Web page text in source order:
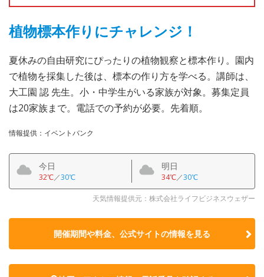
植物標本作りにチャレンジ！
夏休みの自由研究にぴったりの植物観察と標本作り。園内
で植物を採集した後は、標本の作り方を学べる。講師は、
大工園 認 先生。小・中学生がいる家族が対象。募集定員
は20家族まで。電話での予約が必要。先着順。
情報提供：イベントバンク
今日
32℃／30℃
明日
34℃／30℃
天気情報提供元：株式会社ライフビジネスウェザー
開催期間や料金、公式サイトの情報を見る